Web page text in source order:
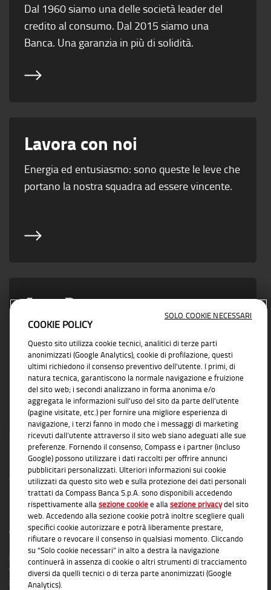
Dal 1960 siamo una delle società leader del
credito al consumo. Dal 2015 siamo una
Banca. Una garanzia in più di solidità.
Lavora con noi
Energia ed entusiasmo: sono queste le leve che
portano la nostra squadra ad essere vincente.
Area Partner
Vicino ad ogni esigenza di business con
soluzioni concrete e affidabili
INFORMAZIONI TRASPARENTI
Compass Banca S.p.A., Banca del Gruppo Monte dei Paschi di Siena; P.I. Gruppo IVA
Mediobanca: 10536040966 - Tutti i diritti riservati -Dati Societari- Messaggio
pubblicitario con finalità promozionale. Per le condizioni contrattuali si rimanda ai
documenti informativi disponibili presso le Filiali Compass Banca S.p.A. o presso
gli Agenti in attività finanziaria autorizzati che operano in qualità di intermediari del
COOKIE POLICY
Questo sito utilizza cookie tecnici, analitici di terze parti
anonimizzati (Google Analytics), cookie di profilazione, questi
ultimi richiedono il consenso preventivo dell'utente. I primi, di
natura tecnica, garantiscono la normale navigazione e fruizione
del sito web; i secondi analizzano in forma anonima e/o
aggregata le informazioni sull'uso del sito da parte dell’utente
(pagine visitate, etc.) per fornire una migliore esperienza di
navigazione, i terzi fanno in modo che i messaggi di marketing
ricevuti dall’utente attraverso il sito web siano adeguati alle sue
preferenze. Fornendo il consenso, Compass e i partner (incluso
Google) possono utilizzare i dati raccolti per offrire annunci
pubblicitari personalizzati. Ulteriori informazioni sui cookie
utilizzati da questo sito web e sulla protezione dei dati personali
trattati da Compass Banca S.p.A. sono disponibili accedendo
rispettivamente allasezione cookiee allasezione privacydel sito
web. Accedendo alla sezione cookie potrà inoltre scegliere quali
specifici cookie autorizzare e potrà liberamente prestare,
rifiutare o revocare il consenso in qualsiasi momento. Cliccando
su “Solo cookie necessari” in alto a destra la navigazione
continuerà in assenza di cookie o altri strumenti di tracciamento
diversi da quelli tecnici o di terza parte anonimizzati (Google
Analytics).
SOLO COOKIE NECESSARI